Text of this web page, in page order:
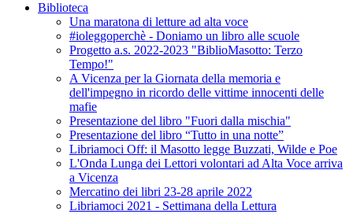
Biblioteca
Una maratona di letture ad alta voce
#ioleggoperchè - Doniamo un libro alle scuole
Progetto a.s. 2022-2023 "BiblioMasotto: Terzo
Tempo!"
A Vicenza per la Giornata della memoria e
dell'impegno in ricordo delle vittime innocenti delle
mafie
Presentazione del libro "Fuori dalla mischia"
Presentazione del libro “Tutto in una notte”
Libriamoci Off: il Masotto legge Buzzati, Wilde e Poe
L'Onda Lunga dei Lettori volontari ad Alta Voce arriva
a Vicenza
Mercatino dei libri 23-28 aprile 2022
Libriamoci 2021 - Settimana della Lettura